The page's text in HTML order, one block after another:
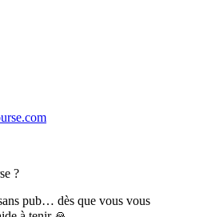
?
pub… dès que vous vous